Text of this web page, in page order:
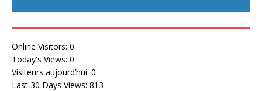
Online Visitors: 0
Today's Views: 0
Visiteurs aujourd’hui: 0
Last 30 Days Views: 813